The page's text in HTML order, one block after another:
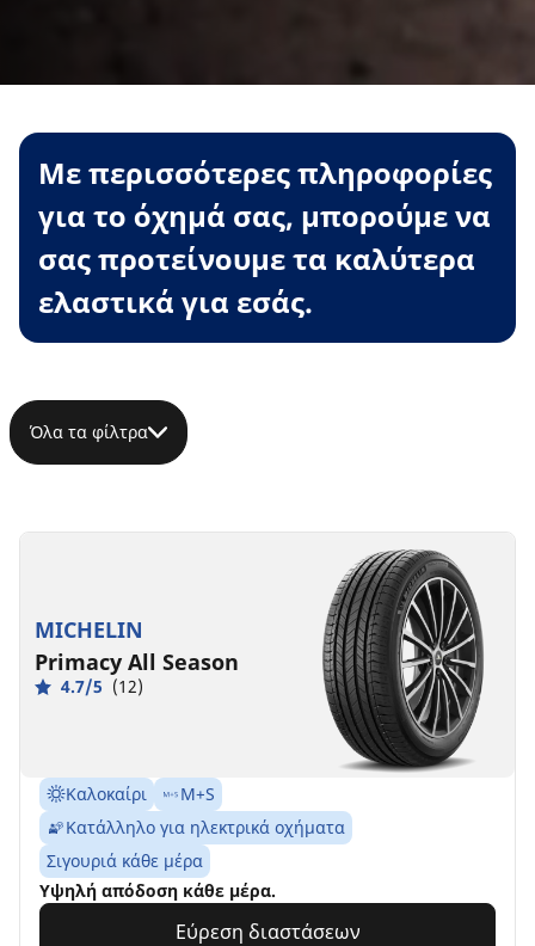
Με περισσότερες πληροφορίες
για το όχημά σας, μπορούμε να
σας προτείνουμε τα καλύτερα
ελαστικά για εσάς.
Όλα τα φίλτρα
MICHELIN
Primacy All Season
4.7/5 (12)
Καλοκαίρι
M+S
Κατάλληλο για ηλεκτρικά οχήματα
Σιγουριά κάθε μέρα
Υψηλή απόδοση κάθε μέρα.
Εύρεση διαστάσεων